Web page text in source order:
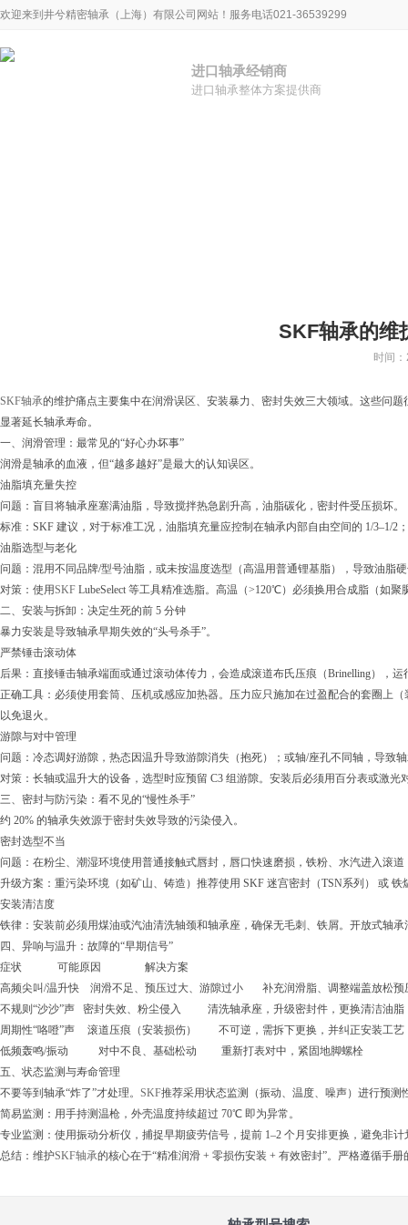
欢迎来到井兮精密轴承（上海）有限公司网站！服务电话021-36539299
进口轴承经销商
进口轴承整体方案提供商
SKF轴承的维
时间
SKF轴承的维护痛点主要集中在润滑误区、安装暴力、密封失效三大领域。这些问
显著延长轴承寿命。
一、润滑管理：最常见的“好心办坏事”
润滑是轴承的血液，但“越多越好”是最大的认知误区。
油脂填充量失控
问题：盲目将轴承座塞满油脂，导致搅拌热急剧升高，油脂碳化，密封件受压损坏。
标准：SKF 建议，对于标准工况，油脂填充量应控制在轴承内部自由空间的 1/3–1/
油脂选型与老化
问题：混用不同品牌/型号油脂，或未按温度选型（高温用普通锂基脂），导致油脂
对策：使用SKF LubeSelect 等工具精准选脂。高温（>120℃）必须换用合成脂（如
二、安装与拆卸：决定生死的前 5 分钟
暴力安装是导致轴承早期失效的“头号杀手”。
严禁锤击滚动体
后果：直接锤击轴承端面或通过滚动体传力，会造成滚道布氏压痕（Brinelling），
正确工具：必须使用套筒、压机或感应加热器。压力应只施加在过盈配合的套圈上
以免退火。
游隙与对中管理
问题：冷态调好游隙，热态因温升导致游隙消失（抱死）；或轴/座孔不同轴，导致
对策：长轴或温升大的设备，选型时应预留 C3 组游隙。安装后必须用百分表或激光
三、密封与防污染：看不见的“慢性杀手”
约 20% 的轴承失效源于密封失效导致的污染侵入。
密封选型不当
问题：在粉尘、潮湿环境使用普通接触式唇封，唇口快速磨损，铁粉、水汽进入滚道
升级方案：重污染环境（如矿山、铸造）推荐使用 SKF 迷宫密封（TSN系列）​ 或
安装清洁度
铁律：安装前必须用煤油或汽油清洗轴颈和轴承座，确保无毛刺、铁屑。开放式轴
四、异响与温升：故障的“早期信号”
症状 可能原因 解决方案
高频尖叫/温升快​
润滑不足、预压过大、游隙过小
补充润滑脂、调整端盖放松
不规则“沙沙”声​ 密封失效、粉尘侵入
清洗轴承座，升级密封件，更换清洁油脂
周期性“咯噔”声​
滚道压痕（安装损伤）
不可逆，需拆下更换，并纠正安装工艺
低频轰鸣/振动​
对中不良、基础松动
重新打表对中，紧固地脚螺栓
五、状态监测与寿命管理
不要等到轴承“炸了”才处理。 SKF推荐采用状态监测（振动、温度、噪声）进行预测
简易监测：用手持测温枪，外壳温度持续超过 70℃​ 即为异常。
专业监测：使用振动分析仪，捕捉早期疲劳信号，提前 1–2 个月安排更换，避免非计
总结：维护SKF轴承的核心在于“精准润滑 + 零损伤安装 + 有效密封”。严格遵循手